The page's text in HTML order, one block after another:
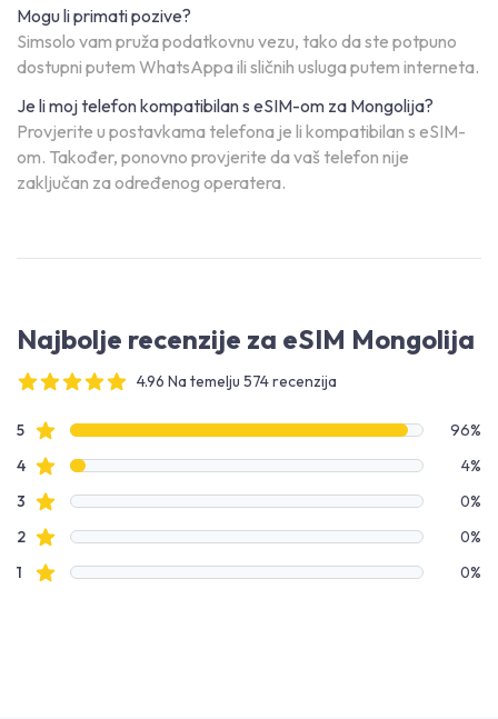
Mogu li primati pozive?
Simsolo vam pruža podatkovnu vezu, tako da ste potpuno
dostupni putem WhatsAppa ili sličnih usluga putem interneta.
Je li moj telefon kompatibilan s eSIM-om za Mongolija?
Provjerite u postavkama telefona je li kompatibilan s eSIM-
om. Također, ponovno provjerite da vaš telefon nije
zaključan za određenog operatera.
Najbolje recenzije za eSIM Mongolija
4.96 Na temelju 574 recenzija
Podaci o recenzijama
5Recenzije s zvjezdicama
96%
4Recenzije s zvjezdicama
4%
3 Recenzije s zvjezdicama
0%
2Recenzije s zvjezdicama
0%
1 Recenzije s zvjezdicama 0%